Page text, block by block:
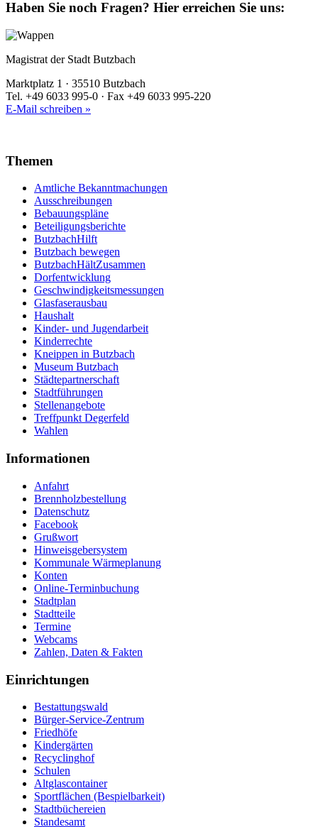
Haben Sie noch Fragen? Hier erreichen Sie uns:
Magistrat der Stadt Butzbach
Marktplatz 1 · 35510 Butzbach
Tel. +49 6033 995-0 · Fax +49 6033 995-220
E-Mail schreiben »
Themen
Amtliche Bekanntmachungen
Ausschreibungen
Bebauungspläne
Beteiligungsberichte
ButzbachHilft
Butzbach bewegen
ButzbachHältZusammen
Dorfentwicklung
Geschwindigkeitsmessungen
Glasfaserausbau
Haushalt
Kinder- und Jugendarbeit
Kinderrechte
Kneippen in Butzbach
Museum Butzbach
Städtepartnerschaft
Stadtführungen
Stellenangebote
Treffpunkt Degerfeld
Wahlen
Informationen
Anfahrt
Brennholzbestellung
Datenschutz
Facebook
Grußwort
Hinweisgebersystem
Kommunale Wärmeplanung
Konten
Online-Terminbuchung
Stadtplan
Stadtteile
Termine
Webcams
Zahlen, Daten & Fakten
Einrichtungen
Bestattungswald
Bürger-Service-Zentrum
Friedhöfe
Kindergärten
Recyclinghof
Schulen
Altglascontainer
Sportflächen (Bespielbarkeit)
Stadtbüchereien
Standesamt